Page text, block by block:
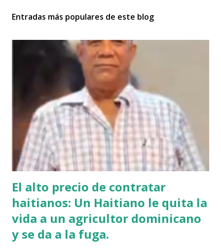
Entradas más populares de este blog
El alto precio de contratar
haitianos: Un Haitiano le quita la
vida a un agricultor dominicano
y se da a la fuga.